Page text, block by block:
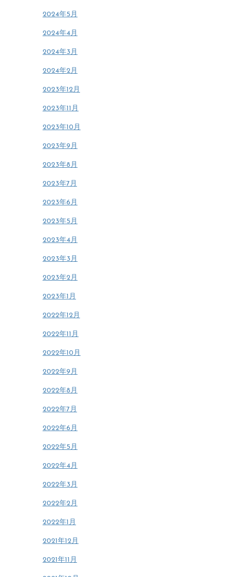
2024年5月
2024年4月
2024年3月
2024年2月
2023年12月
2023年11月
2023年10月
2023年9月
2023年8月
2023年7月
2023年6月
2023年5月
2023年4月
2023年3月
2023年2月
2023年1月
2022年12月
2022年11月
2022年10月
2022年9月
2022年8月
2022年7月
2022年6月
2022年5月
2022年4月
2022年3月
2022年2月
2022年1月
2021年12月
2021年11月